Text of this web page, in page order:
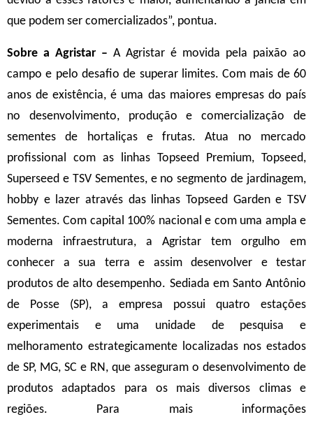
que podem ser comercializados”, pontua.
Sobre a Agristar – A Agristar é movida pela paixão ao
campo e pelo desafio de superar limites. Com mais de 60
anos de existência, é uma das maiores empresas do país
no desenvolvimento, produção e comercialização de
sementes de hortaliças e frutas. Atua no mercado
profissional com as linhas Topseed Premium, Topseed,
Superseed e TSV Sementes, e no segmento de jardinagem,
hobby e lazer através das linhas Topseed Garden e TSV
Sementes. Com capital 100% nacional e com uma ampla e
moderna infraestrutura, a Agristar tem orgulho em
conhecer a sua terra e assim desenvolver e testar
produtos de alto desempenho. Sediada em Santo Antônio
de Posse (SP), a empresa possui quatro estações
experimentais e uma unidade de pesquisa e
melhoramento estrategicamente localizadas nos estados
de SP, MG, SC e RN, que asseguram o desenvolvimento de
produtos adaptados para os mais diversos climas e
regiões. Para mais informações